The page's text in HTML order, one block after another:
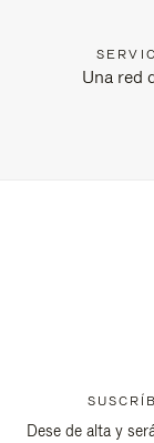
Una red
Dese de alta y